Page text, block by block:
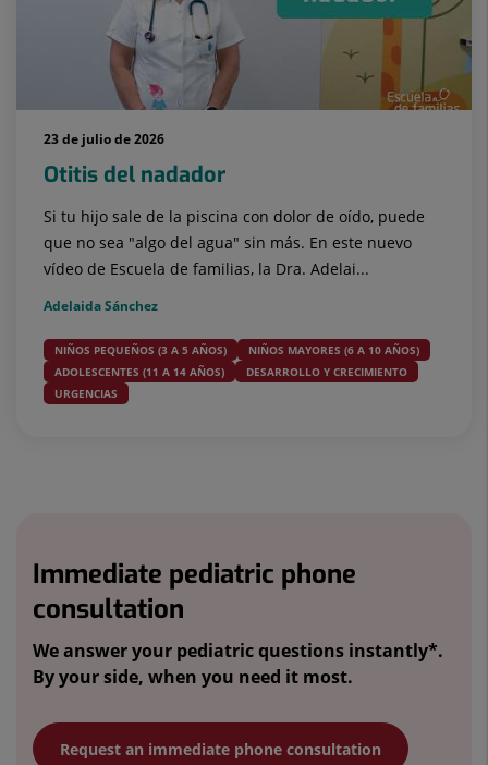
23 de julio de 2026
Otitis del nadador
Si tu hijo sale de la piscina con dolor de oído, puede
que no sea "algo del agua" sin más. En este nuevo
vídeo de Escuela de familias, la Dra. Adelai...
Adelaida Sánchez
NIÑOS PEQUEÑOS (3 A 5 AÑOS)
NIÑOS MAYORES (6 A 10 AÑOS)
ADOLESCENTES (11 A 14 AÑOS)
DESARROLLO Y CRECIMIENTO
URGENCIAS
pediatric
phone
consultation
Immediate pediatric phone
consultation
We answer your pediatric questions instantly*.
By your side, when you need it most.
Request an immediate phone consultation